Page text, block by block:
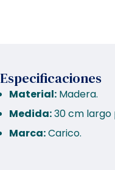
Especificaciones
Material: Madera.
Medida:30 cm largo
Marca:Carico.